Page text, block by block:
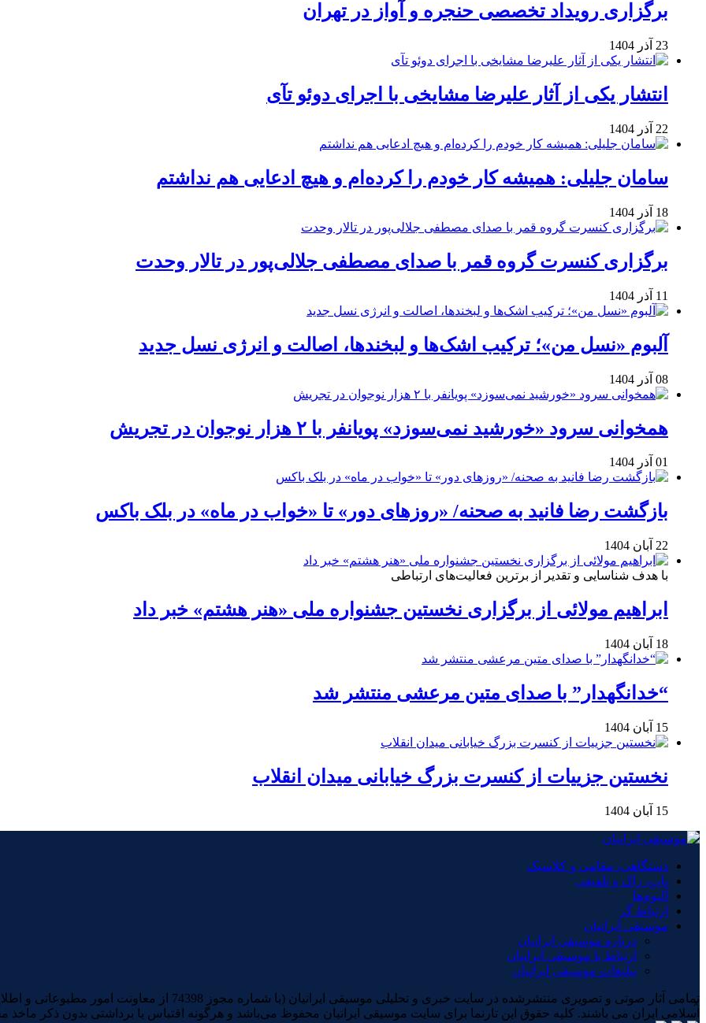
×
برگزاری رویداد تخصصی حنجره و آواز در تهران
23 آذر 1404
انتشار یکی از آثار علیرضا مشایخی با اجرای دوئو تآی
22 آذر 1404
سامان جلیلی: همیشه کار خودم را کرده‌ام و هیچ ادعایی هم نداشتم
18 آذر 1404
برگزاری کنسرت گروه قمر با صدای مصطفی جلالی‌پور در تالار وحدت
11 آذر 1404
آلبوم «نسل من»؛ ترکیب اشک‌ها و لبخندها، اصالت و انرژی نسل جدید
08 آذر 1404
همخوانی سرود «خورشید نمی‌سوزد» پویانفر با ۲ هزار نوجوان در تجریش
01 آذر 1404
بازگشت رضا فانید به صحنه/ «روزهای دور» تا «خواب در ماه» در بلک باکس
22 آبان 1404
با هدف شناسایی و تقدیر از برترین فعالیت‌های ارتباطی
ابراهیم مولائی از برگزاری نخستین جشنواره ملی «هنر هشتم» خبر داد
18 آبان 1404
“خدانگهدار” با صدای متین مرعشی منتشر شد
15 آبان 1404
نخستین جزییات از کنسرت بزرگ خیابانی میدان انقلاب
15 آبان 1404
دستگاهی، مقامی و کلاسیک
پاپ، راک و تلفیقی
آلبوم‌ها
ارتباط گر
موسیقی ایرانیان
درباره موسیقی ایرانیان
ارتباط با موسیقی ایرانیان
تبلیغات موسیقی ایرانیان
تمامی آثار صوتی و تصویری منتشرشده در سایت خبری و تحلیلی
اسلامی ایران می باشند. کلیه حقوق این تارنما برای سایت موسیقی ایرانیان محفوظ می‌باشد و هرگونه اقتباس یا برداشتی بدون ذکر ماخذ